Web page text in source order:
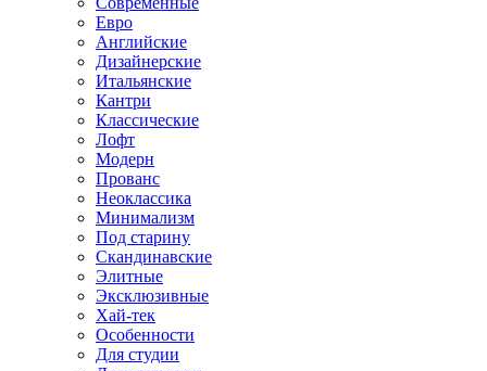
Евро
Английские
Дизайнерские
Итальянские
Кантри
Классические
Лофт
Модерн
Прованс
Неоклассика
Минимализм
Под старину
Скандинавские
Элитные
Эксклюзивные
Хай-тек
Особенности
Для студии